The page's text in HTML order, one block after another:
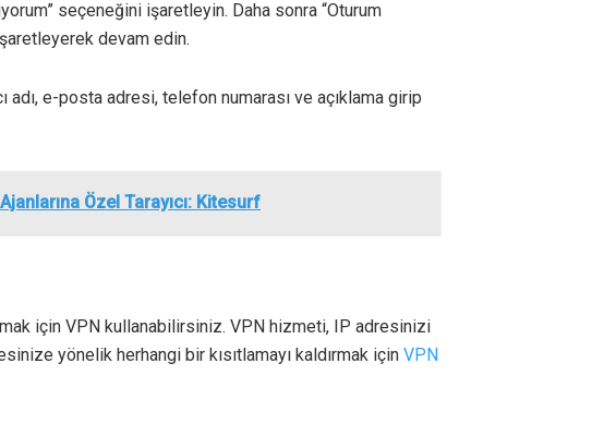
seçeneğini işaretleyin. Daha sonra “Oturum
devam edin.
adı, e-posta adresi, telefon numarası ve açıklama girip
Özel Tarayıcı: Kitesurf
için VPN kullanabilirsiniz. VPN hizmeti, IP adresinizi
yönelik herhangi bir kısıtlamayı kaldırmak için VPN